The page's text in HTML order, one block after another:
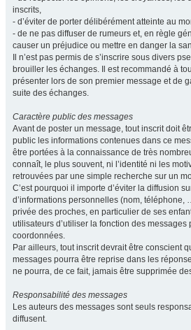
inscrits,
- d’éviter de porter délibérément atteinte au
- de ne pas diffuser de rumeurs et, en règle
causer un préjudice ou mettre en danger la
Il n’est pas permis de s’inscrire sous divers
brouiller les échanges. Il est recommandé à
présenter lors de son premier message et de
suite des échanges.
Caractère public des messages
Avant de poster un message, tout inscrit doit
public les informations contenues dans ce
être portées à la connaissance de très
connaît, le plus souvent, ni l’identité ni les
retrouvées par une simple recherche sur un
C’est pourquoi il importe d’éviter la diffusion
d’informations personnelles (nom, téléphone,
privée des proches, en particulier de ses
utilisateurs d’utiliser la fonction des
coordonnées.
Par ailleurs, tout inscrit devrait être conscient
messages pourra être reprise dans les
ne pourra, de ce fait, jamais être supprimée
Responsabilité des messages
Les auteurs des messages sont seuls
diffusent.